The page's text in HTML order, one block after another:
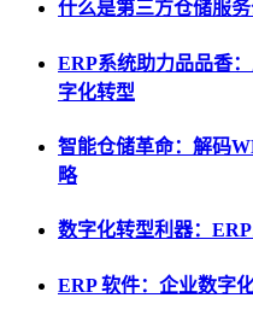
什么是第三方仓储服
ERP系统助力品品香
字化转型
智能仓储革命：解码
略
数字化转型利器：
ERP 软件：企业数字